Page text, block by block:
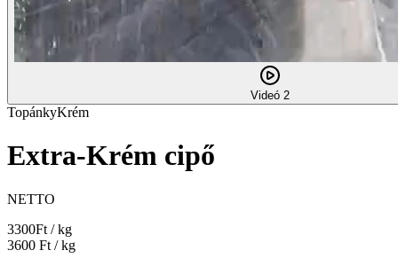
Videó 2
TopánkyKrém
Extra-Krém cipő
NETTO
3300Ft / kg
3600 Ft / kg